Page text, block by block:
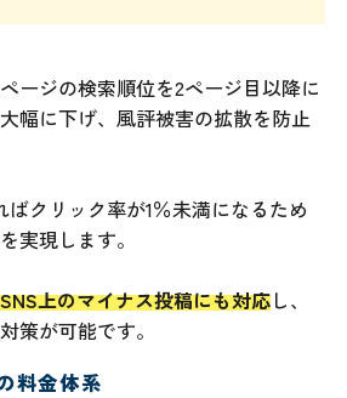
ージの検索順位を2ページ目以降に
幅に下げ、風評被害の拡散を防止
クリック率が1％未満になるため
実現します。
上のマイナス投稿にも対応し、
策が可能です。
料金体系